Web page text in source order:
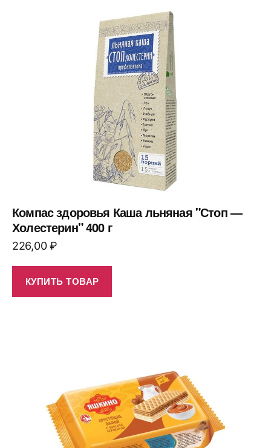
Компас здоровья Каша льняная "Стоп —
Холестерин" 400 г
226,00₽
КУПИТЬ ТОВАР